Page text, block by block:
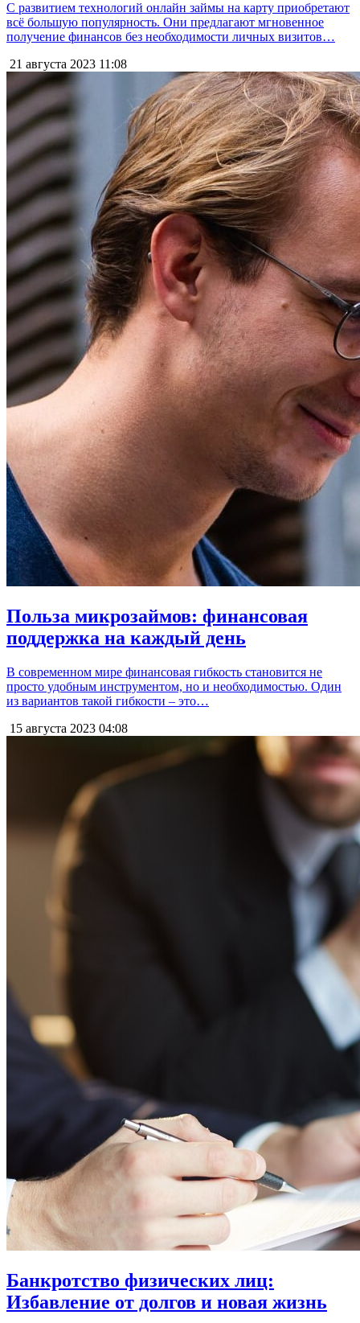
С развитием технологий онлайн займы на карту приобретают
всё большую популярность. Они предлагают мгновенное
получение финансов без необходимости личных визитов…
21 августа 2023 11:08
Польза микрозаймов: финансовая
поддержка на каждый день
В современном мире финансовая гибкость становится не
просто удобным инструментом, но и необходимостью. Один
из вариантов такой гибкости – это…
15 августа 2023 04:08
Банкротство физических лиц:
Избавление от долгов и новая жизнь